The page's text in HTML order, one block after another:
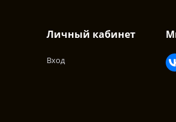
Личный кабинет
Вход